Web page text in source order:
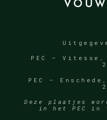
PEC –
PEC –
Deze plaatjes
in het PEC in